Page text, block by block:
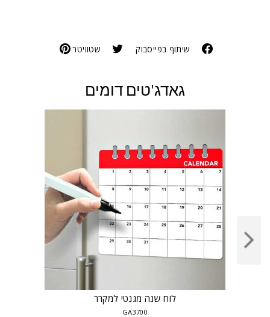
שיתוף בפייסבוק שטוויטר
גאדג'טים דומים
לוח שנה מגנטי למקרר
GA3700